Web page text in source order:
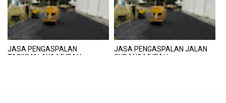
JASA PENGASPALAN
TASIKMALAYA MURAH
JASA PENGASPALAN JALAN
SUBANG MURAH